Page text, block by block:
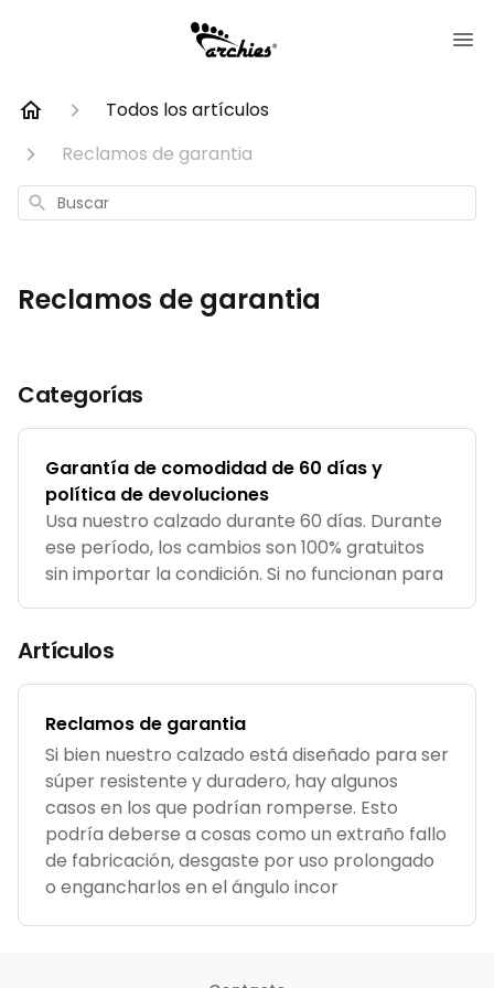
Todos los artículos
Reclamos de garantia
Buscar
Reclamos de garantia
Categorías
Garantía de comodidad de 60 días y
política de devoluciones
Usa nuestro calzado durante 60 días. Durante
ese período, los cambios son 100% gratuitos
sin importar la condición. Si no funcionan para
costo de envío de devolució
Artículos
Reclamos de garantia
Si bien nuestro calzado está diseñado para ser
súper resistente y duradero, hay algunos
casos en los que podrían romperse. Esto
podría deberse a cosas como un extraño fallo
de fabricación, desgaste por uso prolongado
o engancharlos en el ángulo incor